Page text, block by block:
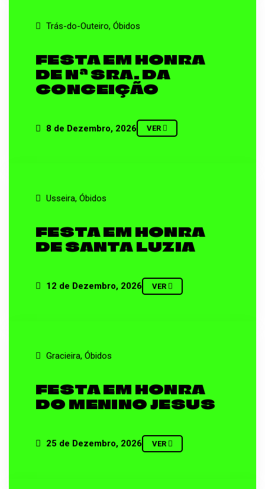
Trás-do-Outeiro, Óbidos
FESTA EM HONRA
DE Nª SRA. DA
CONCEIÇÃO
8 de Dezembro, 2026 VER
Usseira, Óbidos
FESTA EM HONRA
DE SANTA LUZIA
12 de Dezembro, 2026 VER
Gracieira, Óbidos
FESTA EM HONRA
DO MENINO JESUS
25 de Dezembro, 2026 VER